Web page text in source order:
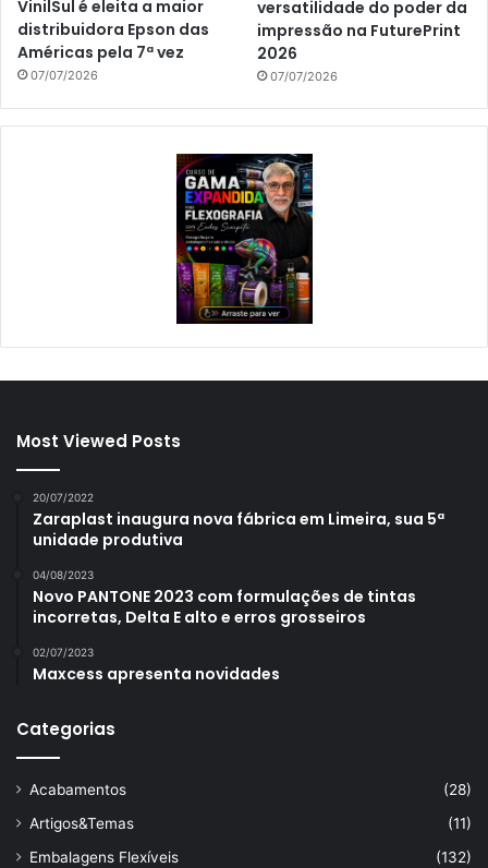
VinilSul é eleita a maior
distribuidora Epson das
Américas pela 7ª vez
07/07/2026
versatilidade do poder da
impressão na FuturePrint
2026
07/07/2026
Most Viewed Posts
20/07/2022
Zaraplast inaugura nova fábrica em Limeira, sua 5ª
unidade produtiva
04/08/2023
Novo PANTONE 2023 com formulações de tintas
incorretas, Delta E alto e erros grosseiros
02/07/2023
Maxcess apresenta novidades
Categorias
Acabamentos
(28)
Artigos&Temas
(11)
Embalagens Flexíveis
(132)